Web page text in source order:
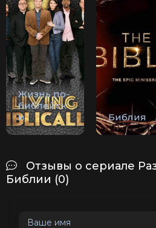
Жизнь по-
библейск
и
Библия
Отзывы о сериале
Библии (0)